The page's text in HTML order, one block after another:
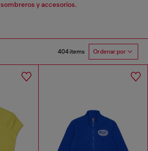
sombreros y accesorios.
404 items Ordenar por